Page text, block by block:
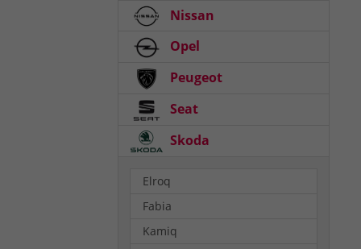
Nissan
Opel
Peugeot
Seat
Skoda
Elroq
Fabia
Kamiq